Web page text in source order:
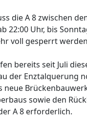
die A 8 zwischen
22:00 Uhr, bis
voll gesperrt
bereits seit Juli
der Enztalquerung
sowie den
A 8 erforderlich.